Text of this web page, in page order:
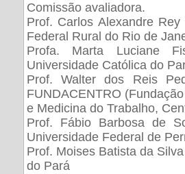
Comissão avaliadora.
Prof. Carlos Alexandre
Federal Rural do Rio de
Profa. Marta Luciane
Universidade Católica do
Prof. Walter dos Reis
FUNDACENTRO
e Medicina do Trabalho,
Prof. Fábio Barbosa de
Universidade Federal de
Prof. Moises Batista da
do Pará